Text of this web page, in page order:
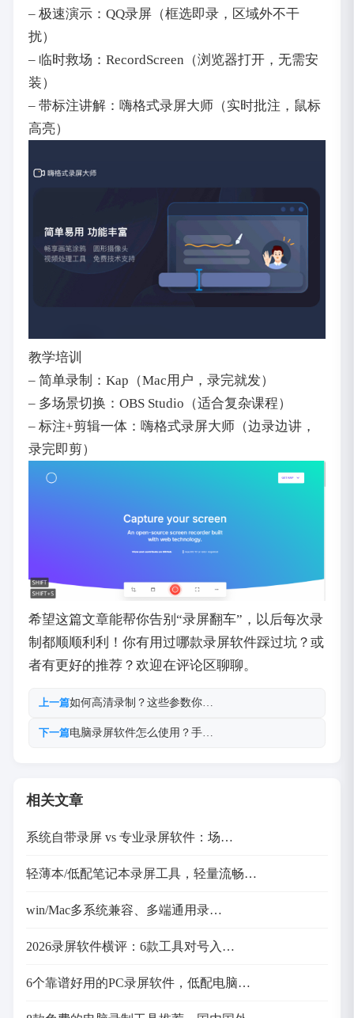
– 极速演示：QQ录屏（框选即录，区域外不干
扰）
– 临时救场：RecordScreen（浏览器打开，无需安
装）
– 带标注讲解：嗨格式录屏大师（实时批注，鼠标
高亮）
教学培训
– 简单录制：Kap（Mac用户，录完就发）
– 多场景切换：OBS Studio（适合复杂课程）
– 标注+剪辑一体：嗨格式录屏大师（边录边讲，
录完即剪）
希望这篇文章能帮你告别“录屏翻车”，以后每次录
制都顺顺利利！你有用过哪款录屏软件踩过坑？或
者有更好的推荐？欢迎在评论区聊聊。
上一篇如何高清录制？这些参数你…
下一篇电脑录屏软件怎么使用？手…
相关文章
系统自带录屏 vs 专业录屏软件：场…
轻薄本/低配笔记本录屏工具，轻量流畅…
win/Mac多系统兼容、多端通用录…
2026录屏软件横评：6款工具对号入…
6个靠谱好用的PC录屏软件，低配电脑…